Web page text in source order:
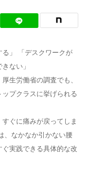
る」 「デスクワークが
ない」
厚生労働省の調査でも、
プクラスに挙げられる
ぐに痛みが戻ってしま
、なかなか引かない腰
実践できる具体的な改